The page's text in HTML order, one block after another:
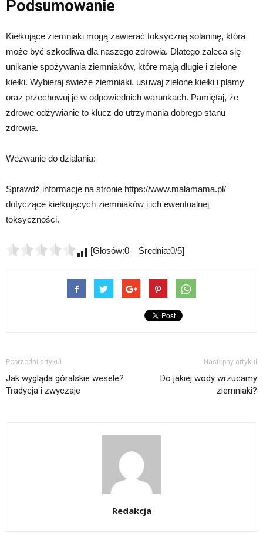
Podsumowanie
Kiełkujące ziemniaki mogą zawierać toksyczną solaninę, która
może być szkodliwa dla naszego zdrowia. Dlatego zaleca się
unikanie spożywania ziemniaków, które mają długie i zielone
kiełki. Wybieraj świeże ziemniaki, usuwaj zielone kiełki i plamy
oraz przechowuj je w odpowiednich warunkach. Pamiętaj, że
zdrowe odżywianie to klucz do utrzymania dobrego stanu
zdrowia.
Wezwanie do działania:
Sprawdź informacje na stronie https://www.malamama.pl/
dotyczące kiełkujących ziemniaków i ich ewentualnej
toksyczności.
[Głosów:0 Średnia:0/5]
Poprzedni artykuł
Jak wygląda góralskie wesele?
Tradycja i zwyczaje
Następny artykuł
Do jakiej wody wrzucamy
ziemniaki?
Redakcja